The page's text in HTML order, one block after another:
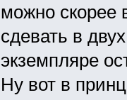
можно
сдевать в
экземпляре
Ну вот в